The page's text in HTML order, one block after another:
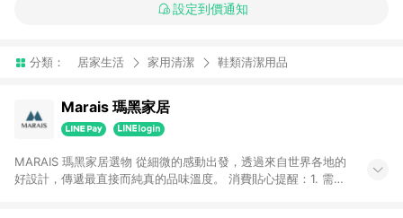
設定到價通知
分類： 居家生活 家用清潔 鞋類清潔用品
Marais 瑪黑家居
MARAIS 瑪黑家居選物 從細微的感動出發，透過來自世界各地的
好設計，傳遞最直接而純真的品味溫度。 消費貼心提醒：1. 需透